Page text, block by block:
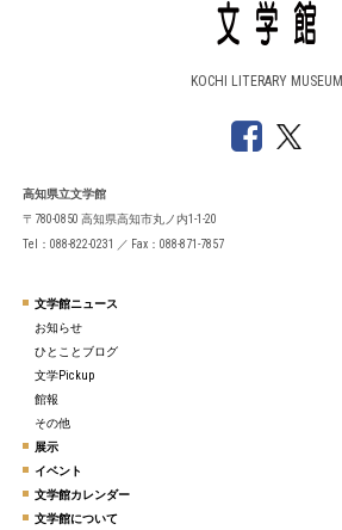
KOCHI LITERARY MUSEUM
高知県立文学館
〒780-0850 高知県高知市丸ノ内1-1-20
Tel：088-822-0231 ／ Fax：088-871-7857
文学館ニュース
お知らせ
ひとことブログ
文学Pickup
館報
その他
展示
イベント
文学館カレンダー
文学館について